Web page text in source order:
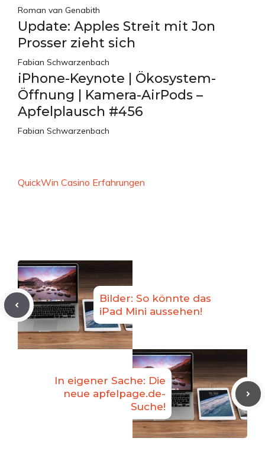
Roman van Genabith
Update: Apples Streit mit Jon
Prosser zieht sich
Fabian Schwarzenbach
iPhone-Keynote | Ökosystem-
Öffnung | Kamera-AirPods –
Apfelplausch #456
Fabian Schwarzenbach
QuickWin Casino Erfahrungen
Bilder: So könnte das
iPad Mini aussehen!
In eigener Sache: Die
neue apfelpage.de-
Suche!